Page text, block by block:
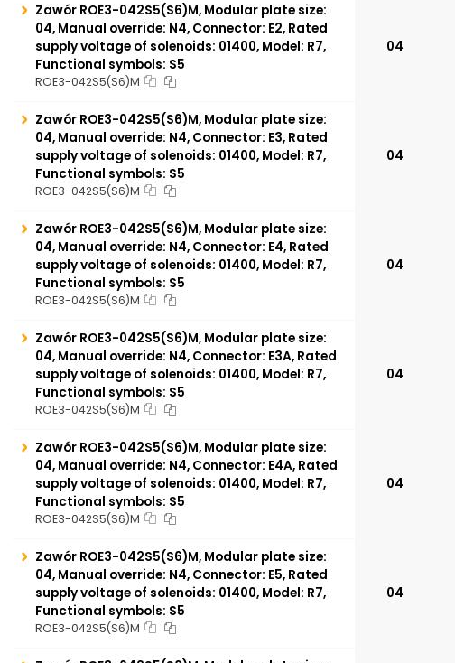
Zawór ROE3-042S5(S6)M, Modular plate size:
04, Manual override: N4, Connector: E2, Rated
supply voltage of solenoids: 01400, Model: R7,
Functional symbols: S5
ROE3-042S5(S6)M
04
Zawór ROE3-042S5(S6)M, Modular plate size:
04, Manual override: N4, Connector: E3, Rated
supply voltage of solenoids: 01400, Model: R7,
Functional symbols: S5
ROE3-042S5(S6)M
04
Zawór ROE3-042S5(S6)M, Modular plate size:
04, Manual override: N4, Connector: E4, Rated
supply voltage of solenoids: 01400, Model: R7,
Functional symbols: S5
ROE3-042S5(S6)M
04
Zawór ROE3-042S5(S6)M, Modular plate size:
04, Manual override: N4, Connector: E3A, Rated
supply voltage of solenoids: 01400, Model: R7,
Functional symbols: S5
ROE3-042S5(S6)M
04
Zawór ROE3-042S5(S6)M, Modular plate size:
04, Manual override: N4, Connector: E4A, Rated
supply voltage of solenoids: 01400, Model: R7,
Functional symbols: S5
ROE3-042S5(S6)M
04
Zawór ROE3-042S5(S6)M, Modular plate size:
04, Manual override: N4, Connector: E5, Rated
supply voltage of solenoids: 01400, Model: R7,
Functional symbols: S5
ROE3-042S5(S6)M
04